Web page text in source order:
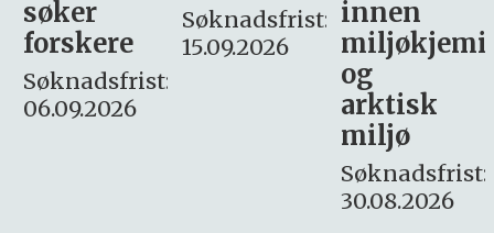
Søknadsfrist:
15.09.2026
innen
miljøkjemi
søker
– fast
Søknadsfrist:
16. august.